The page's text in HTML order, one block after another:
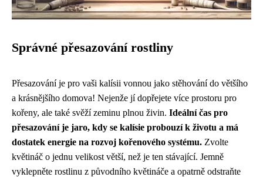
Správné přesazování rostliny
Přesazování je pro vaši kalísii vonnou jako stěhování do většího
a krásnějšího domova! Nejenže jí dopřejete více prostoru pro
kořeny, ale také svěží zeminu plnou živin. Ideální čas pro
přesazování je jaro, kdy se kalísie probouzí k životu a má
dostatek energie na rozvoj kořenového systému. Zvolte
květináč o jednu velikost větší, než je ten stávající. Jemně
vyklepněte rostlinu z původního květináče a opatrně odstraňte